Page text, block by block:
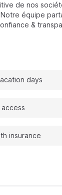
de nos
équipe
&
days
insurance